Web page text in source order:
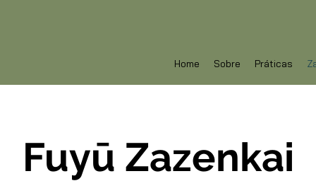
Home Sobre Práticas
Fuyū Zazenkai